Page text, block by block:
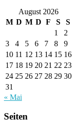
August 2026
M D M D F S
S
1
2
3
4 5 6 7 8
9
10 11 12 13 14 15 16
17 18 19 20 21 22 23
24 25 26 27 28 29 30
31
« Mai
Seiten